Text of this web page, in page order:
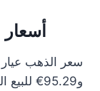
أسعار
و95.29€